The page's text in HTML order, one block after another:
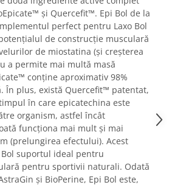
și Quercefit™. Epi Bol de la
perfect pentru Laxo Bol
de construcție musculară
de miostatina (și creșterea
a permite mai multă masă
conține aproximativ 98%
În plus, există Quercefit™ patentat,
în care epicatechina este
organism, astfel încât
funcționa mai mult și mai
(prelungirea efectului). Acest
suportul ideal pentru
pentru sportivii naturali. Odată
și BioPerine, Epi Bol este,